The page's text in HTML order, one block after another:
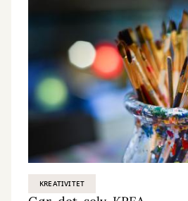
KREATIVITET